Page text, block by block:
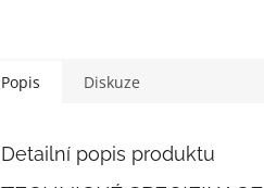
Popis Diskuze
Detailní popis produktu